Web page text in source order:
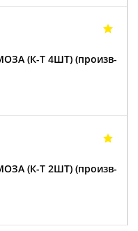
(К-Т 4ШТ) (произв-
(К-Т 2ШТ) (произв-